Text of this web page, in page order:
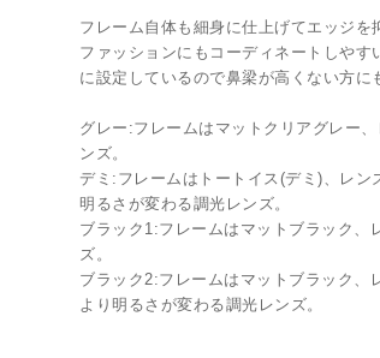
フレーム自体も細身に仕上げてエッジを
ファッションにもコーディネートしや
に設定しているので鼻梁が高くない方に
グレー:フレームはマットクリアグレー
ンズ。
デミ:フレームはトートイス(デミ)、レン
明るさが変わる調光レンズ。
ブラック1:フレームはマットブラック、
ズ。
ブラック2:フレームはマットブラック、
より明るさが変わる調光レンズ。